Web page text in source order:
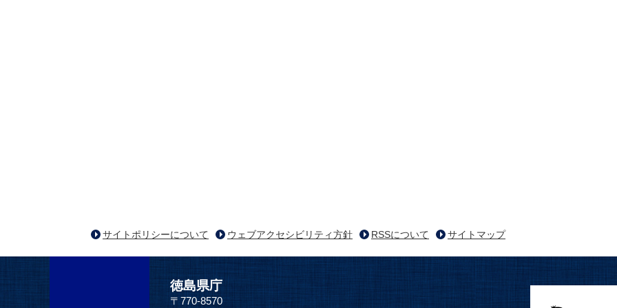
サイトポリシーについて ウェブアクセシビリティ方針 RSSについて サイトマップ
徳島県庁
〒770-8570